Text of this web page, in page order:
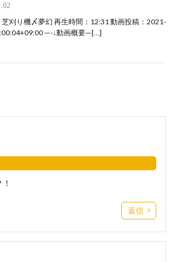
芝刈り機〆夢幻 再生時間：12:31 動画投稿：2021-
—-↓動画概要—[…]
返信